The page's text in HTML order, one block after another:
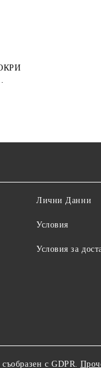
Лични Данни
Условия
Условия за
с GDPR.